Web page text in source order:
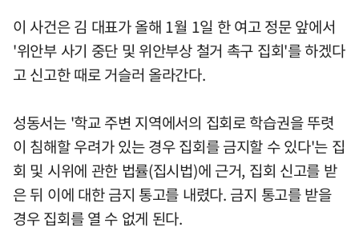
이 사건은 김 대표가 올해 1월 1일 한 여고 정문 앞에서
'위안부 사기 중단 및 위안부상 철거 촉구 집회'를 하겠다
고 신고한 때로 거슬러 올라간다.
성동서는 '학교 주변 지역에서의 집회로 학습권을 뚜렷
이 침해할 우려가 있는 경우 집회를 금지할 수 있다'는 집
회 및 시위에 관한 법률(집시법)에 근거, 집회 신고를 받
은 뒤 이에 대한 금지 통고를 내렸다. 금지 통고를 받을
경우 집회를 열 수 없게 된다.